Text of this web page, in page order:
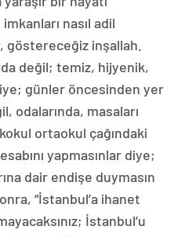
nasıl adil
göstereceğiz inşallah.
değil; temiz, hijyenik,
günler öncesinden yer
odalarında, masaları
ortaokul çağındaki
yapmasınlar diye;
dair endişe duymasın
“İstanbul’a ihanet
İstanbul’u